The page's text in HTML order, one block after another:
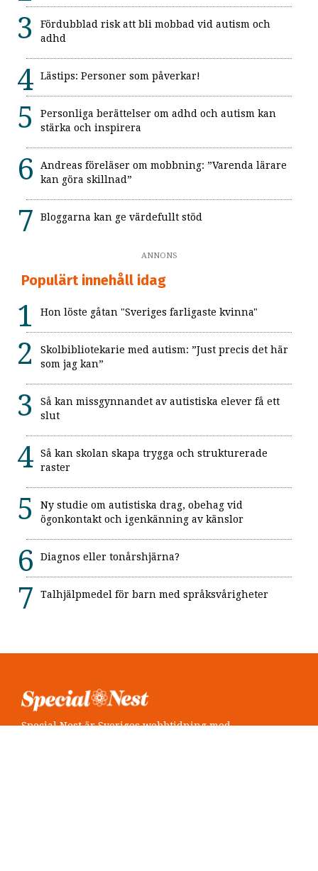
Fördubblad risk att bli mobbad vid autism och
adhd
Lästips: Personer som påverkar!
Personliga berättelser om adhd och autism kan
stärka och inspirera
Andreas föreläser om mobbning: ”Varenda lärare
kan göra skillnad”
Bloggarna kan ge värdefullt stöd
ANNONS
Populärt innehåll idag
Hon löste gåtan "Sveriges farligaste kvinna"
Skolbibliotekarie med autism: ”Just precis det här
som jag kan”
Så kan missgynnandet av autistiska elever få ett
slut
Så kan skolan skapa trygga och strukturerade
raster
Ny studie om autistiska drag, obehag vid
ögonkontakt och igenkänning av känslor
Diagnos eller tonårshjärna?
Talhjälpmedel för barn med språksvårigheter
Special Nest är Sveriges webbtidning med